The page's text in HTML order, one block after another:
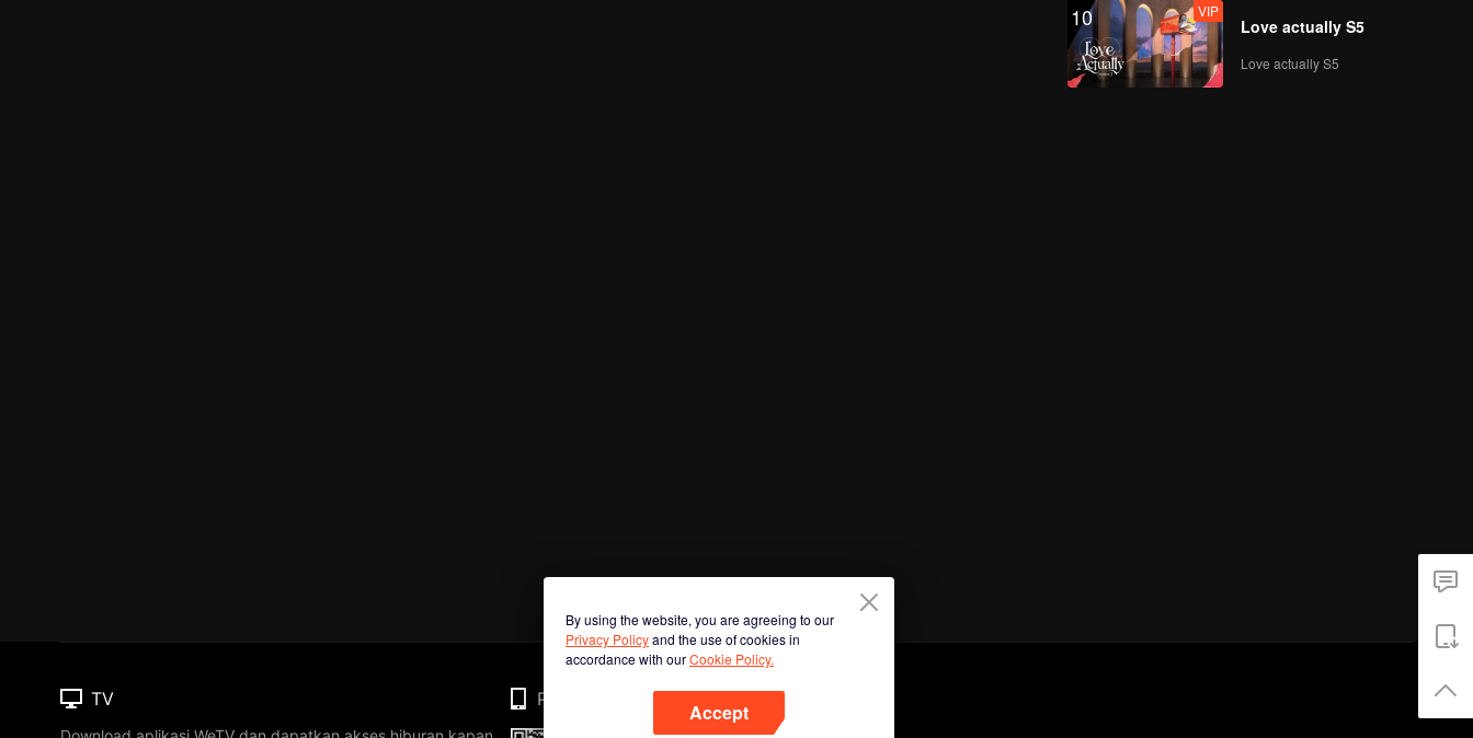
10 VIP
Love actually S5
Love actually S5
By using the website, you are agreeing to our
Privacy Policyand the use of cookies in
accordance with ourCookie Policy.
Accept
TV Phone